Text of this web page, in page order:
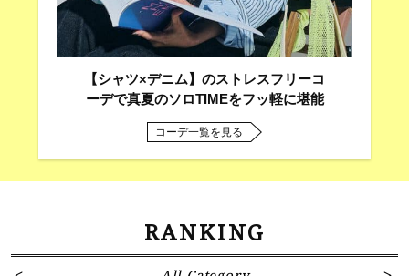
【シャツ×デニム】のストレスフリーコ
ーデで真夏のソロTIMEをフッ軽に堪能
コーデ一覧を見る
RANKING